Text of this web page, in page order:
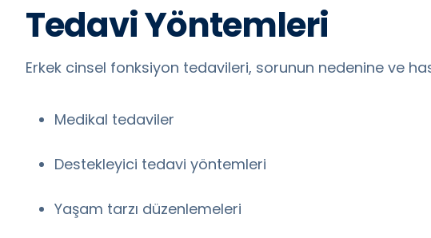
Tedavi Yöntemleri
Erkek cinsel fonksiyon tedavileri, sorunun nedenine ve
Medikal tedaviler
Destekleyici tedavi yöntemleri
Yaşam tarzı düzenlemeleri